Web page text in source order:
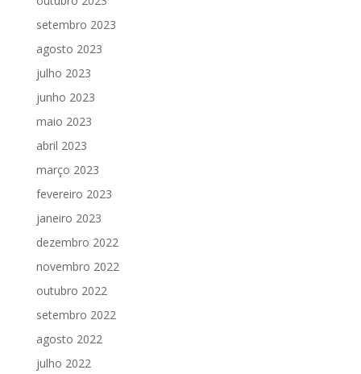
setembro 2023
agosto 2023
julho 2023
junho 2023
maio 2023
abril 2023
março 2023
fevereiro 2023
janeiro 2023
dezembro 2022
novembro 2022
outubro 2022
setembro 2022
agosto 2022
julho 2022